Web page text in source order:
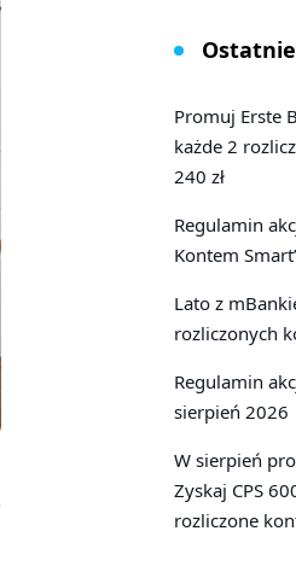
Promuj Erste
każde 2
240 zł
Regulamin
Kontem
Lato z
rozliczonych
Regulamin
sierpień 2026
W sierpień
Zyskaj CPS
rozliczone